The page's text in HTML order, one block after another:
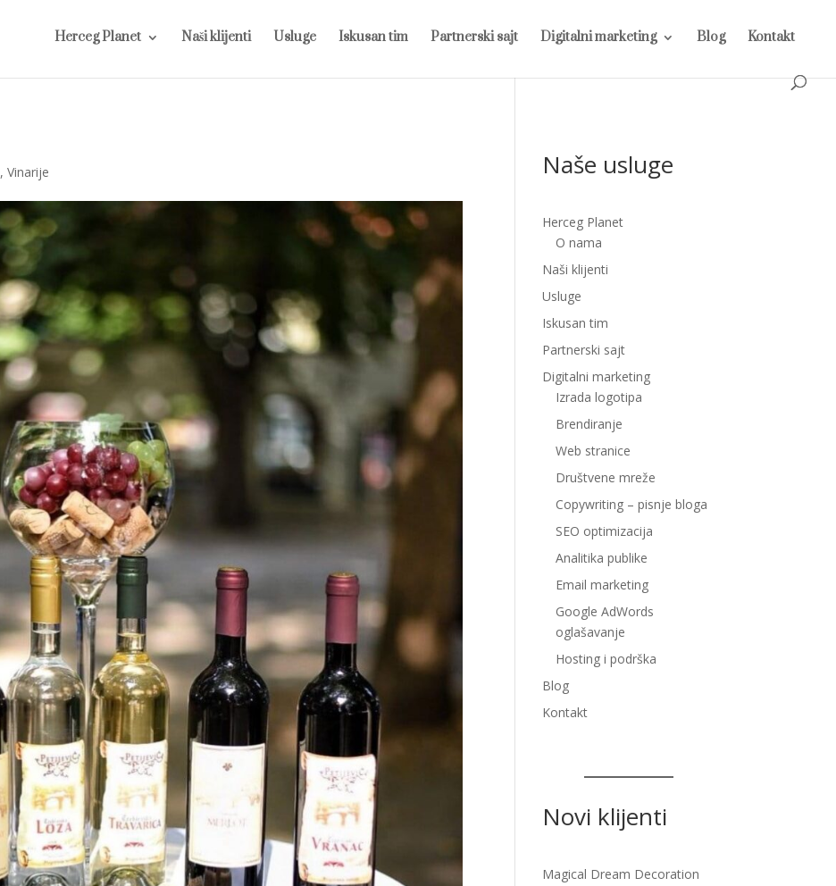
Herceg Planet Naši klijenti Usluge Iskusan tim Partnerski sajt Digitalni marketing Blog Kontakt
,Vinarije Naše usluge
Herceg Planet
O nama
Naši klijenti
Usluge
Iskusan tim
Partnerski sajt
Digitalni marketing
Izrada logotipa
Brendiranje
Web stranice
Društvene mreže
Copywriting – pisnje bloga
SEO optimizacija
Analitika publike
Email marketing
Google AdWords
oglašavanje
Hosting i podrška
Blog
Kontakt
Novi klijenti
Magical Dream Decoration